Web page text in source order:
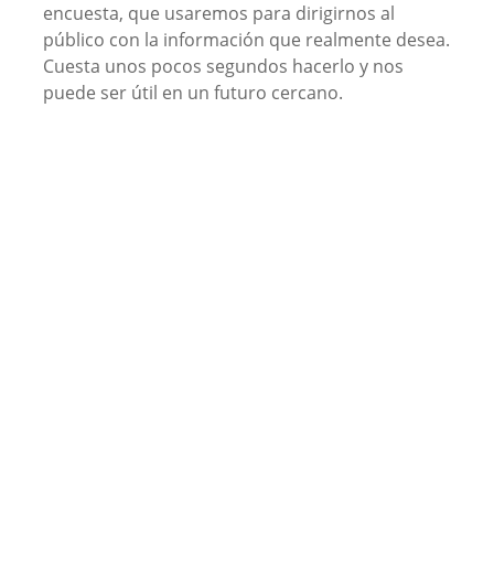
encuesta, que usaremos para dirigirnos al
público con la información que realmente desea.
Cuesta unos pocos segundos hacerlo y nos
puede ser útil en un futuro cercano.